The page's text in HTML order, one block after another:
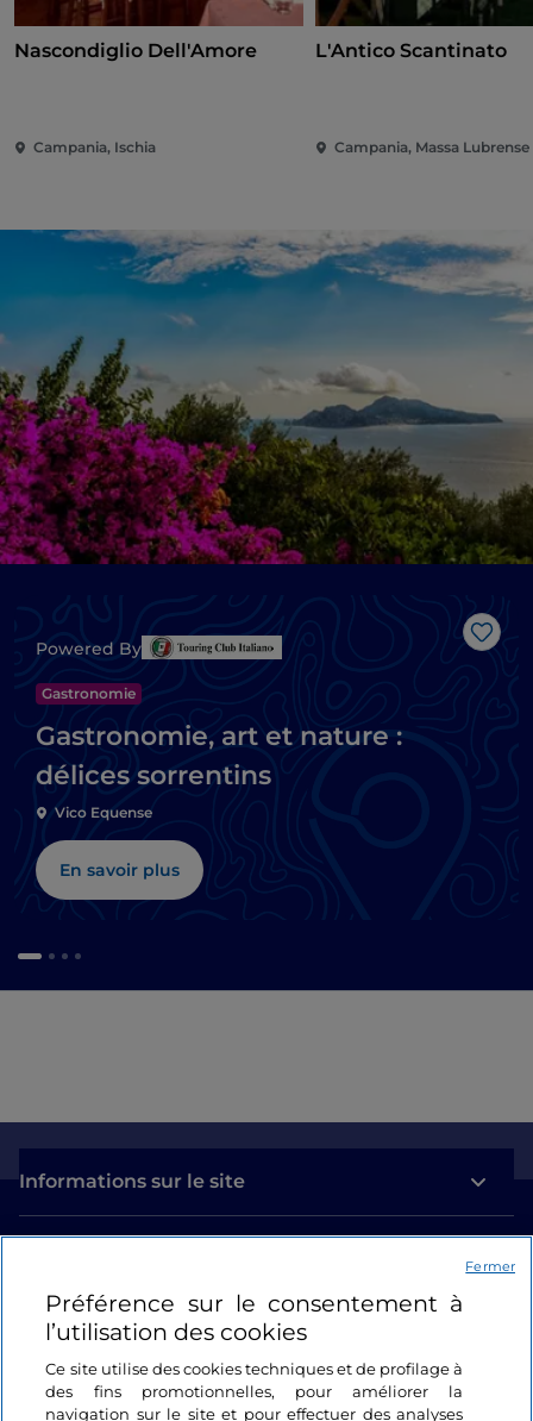
Nascondiglio Dell'Amore
Campania, Ischia
L'Antico Scantinato
Campania, Massa Lubrense
Powered By
Gastronomie
Gastronomie, art et nature :
délices sorrentins
Vico Equense
En savoir plus
Informations sur le site
Se connecter
Suivez-nous
Préférence sur le consentement à
l’utilisation des cookies
Ce site utilise des cookies techniques et de profilage à
des fins promotionnelles, pour améliorer la
navigation sur le site et pour effectuer des analyses
Fermer